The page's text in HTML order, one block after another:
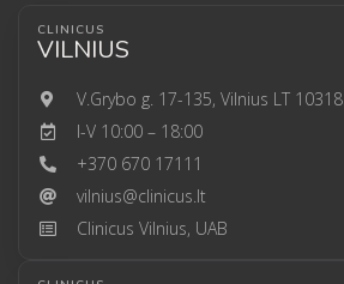
CLINICUS
VILNIUS
V.Grybo g. 17-135, Vilnius LT 10318
I-V 10:00 – 18:00
+370 670 17111
vilnius@clinicus.lt
Clinicus Vilnius, UAB